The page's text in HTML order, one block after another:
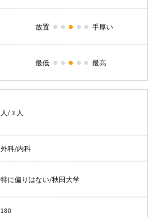
放置 手厚い
最低 最高
人/ 3 人
外科/内科
特に偏りはない/秋田大学
180